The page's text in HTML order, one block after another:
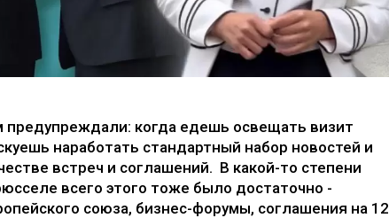
предупреждали: когда едешь освещать визит
наработать стандартный набор новостей и
встреч и соглашений. В какой-то степени
всего этого тоже было достаточно -
союза, бизнес-форумы, соглашения на 12